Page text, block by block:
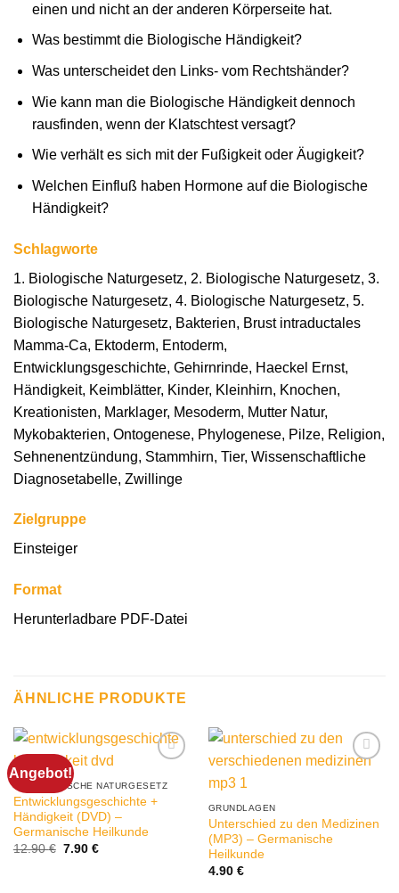
einen und nicht an der anderen Körperseite hat.
Was bestimmt die Biologische Händigkeit?
Was unterscheidet den Links- vom Rechtshänder?
Wie kann man die Biologische Händigkeit dennoch
rausfinden, wenn der Klatschtest versagt?
Wie verhält es sich mit der Fußigkeit oder Äugigkeit?
Welchen Einfluß haben Hormone auf die Biologische
Händigkeit?
Schlagworte
1. Biologische Naturgesetz, 2. Biologische Naturgesetz, 3.
Biologische Naturgesetz, 4. Biologische Naturgesetz, 5.
Biologische Naturgesetz, Bakterien, Brust intraductales
Mamma-Ca, Ektoderm, Entoderm,
Entwicklungsgeschichte, Gehirnrinde, Haeckel Ernst,
Händigkeit, Keimblätter, Kinder, Kleinhirn, Knochen,
Kreationisten, Marklager, Mesoderm, Mutter Natur,
Mykobakterien, Ontogenese, Phylogenese, Pilze, Religion,
Sehnenentzündung, Stammhirn, Tier, Wissenschaftliche
Diagnosetabelle, Zwillinge
Zielgruppe
Einsteiger
Format
Herunterladbare PDF-Datei
ÄHNLICHE PRODUKTE
Angebot!
3. BIOLOGISCHE NATURGESETZ
Entwicklungsgeschichte +
Händigkeit (DVD) –
Germanische Heilkunde
12.90€ Ursprünglicher
7.90 €Aktueller
GRUNDLAGEN
Unterschied zu den Medizinen
(MP3) – Germanische
Heilkunde
4.90 €